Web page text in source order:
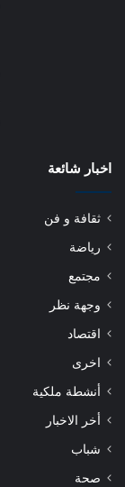
اخبار شائعة
ثقافة و فن
رياضة
مجتمع
وجهة نظر
اقتصاد
اخرى
أنشطة ملكية
أخر الاخبار
شباب
صحة